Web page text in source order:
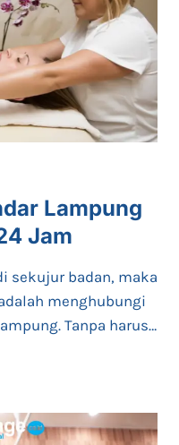
Lampung
Jam
sekujur badan, maka
menghubungi
Tanpa harus…